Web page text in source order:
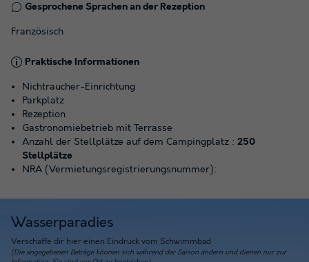
Gesprochene Sprachen an der Rezeption
Französisch
Praktische Informationen
Nichtraucher-Einrichtung
Parkplatz
Rezeption
Gastronomiebetrieb mit Terrasse
Anzahl der Stellplätze auf dem Campingplatz : 250
Stellplätze
NRA (Vermietungsregistrierungsnummer):
Wasserparadies
Verschaffe dir hier einen Eindruck vom Schwimmbad
(Die angegebenen Beträge können sich während der Saison ändern und dienen nur zur